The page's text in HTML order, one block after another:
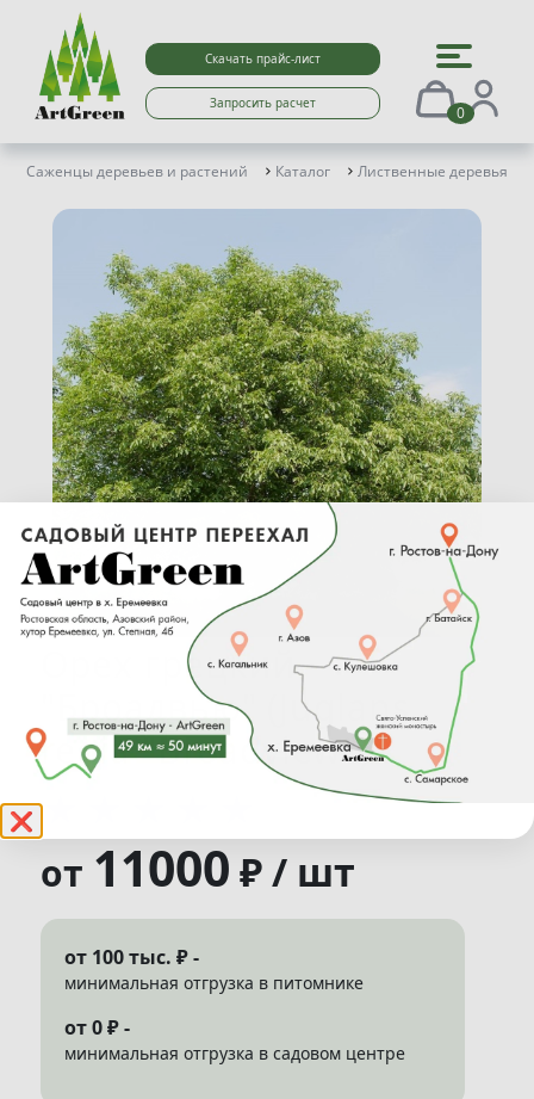
❌
Скачать прайс-лист
Запросить расчет 0
Саженцы деревьев и растений Каталог Лиственные деревья
Орех грецкий
"Броадвью" (Juglans
regia "Broadview")
★
от 11000 ₽ / шт
от 100 тыс. ₽ -
минимальная отгрузка в питомнике
от 0 ₽ -
минимальная отгрузка в садовом центре